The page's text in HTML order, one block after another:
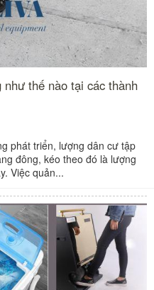
thế nào tại các thành
phát triển, lượng dân cư tập
đông, kéo theo đó là lượng
Việc quản...